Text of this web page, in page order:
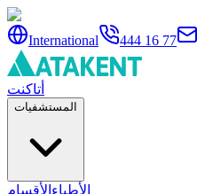
International 444 16 77
أتاكنت
المستشفيات
الأطباء الأقسام